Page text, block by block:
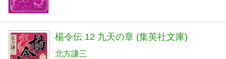
楊令伝 12 九天の章 (集英社文庫)
北方謙三